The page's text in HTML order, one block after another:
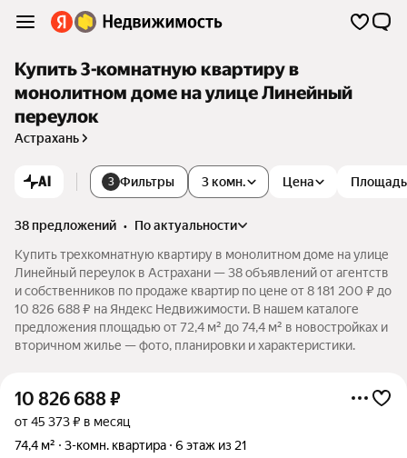
Купить 3-комнатную квартиру в
монолитном доме на улице Линейный
переулок
Астрахань
AI 3 Фильтры 3 комн. Цена Площадь
38 предложений •
по актуальности
Купить трехкомнатную квартиру в монолитном доме на улице
Линейный переулок в Астрахани — 38 объявлений от агентств
и собственников по продаже квартир по цене от 8 181 200 ₽ до
10 826 688 ₽ на Яндекс Недвижимости. В нашем каталоге
предложения площадью от 72,4 м² до 74,4 м² в новостройках и
вторичном жилье — фото, планировки и характеристики.
10 826 688₽
от 45 373 ₽ в месяц
74,4 м²
3-комн. квартира 6 этаж из 21